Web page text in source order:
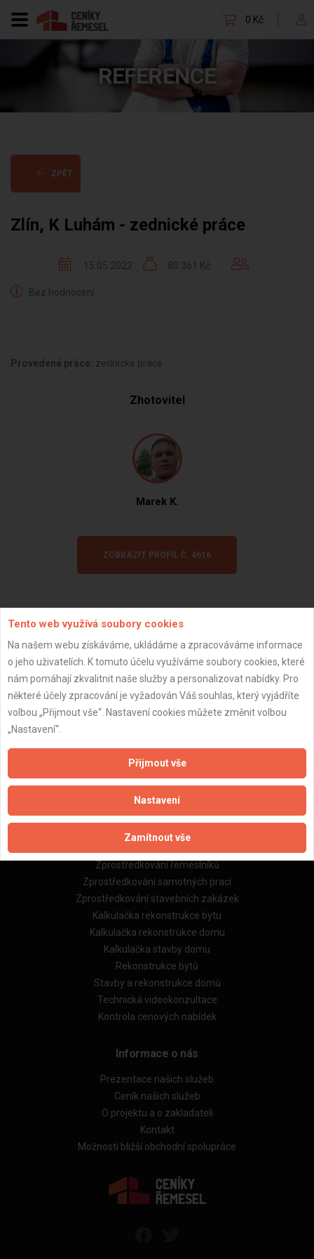
0 Kč
REFERENCE
ZPĚT
Zlín, K Luhám - zednické práce
15.05.2022 80 361 Kč
Bez hodnocení
Provedené práce: zednické práce
Zhotovitel
Marek K.
ZOBRAZIT PROFIL Č. 4616
Důležité informace
Naše firmy a řemeslníci
Zpracování a ochrana osobních údajů
Zásady pro používání souborů cookie
Obchodní podmínky (rozpočtování)
Reference
Naše excelové tabulky online
Naše služby
Zprostředkování řemeslníků
Zprostředkování samotných prací
Zprostředkování stavebních zakázek
Kalkulačka rekonstrukce bytu
Kalkulačka rekonstrukce domu
Kalkulačka stavby domu
Rekonstrukce bytů
Stavby a rekonstrukce domů
Technická videokonzultace
Kontrola cenových nabídek
Informace o nás
Prezentace našich služeb
Ceník našich služeb
O projektu a o zakladateli
Kontakt
Možnosti bližší obchodní spolupráce
Tento web využívá soubory cookies
Na našem webu získáváme, ukládáme a zpracováváme informace
o jeho uživatelích. K tomuto účelu využíváme soubory cookies, které
nám pomáhají zkvalitnit naše služby a personalizovat nabídky. Pro
některé účely zpracování je vyžadován Váš souhlas, který vyjádříte
volbou „Přijmout vše“. Nastavení cookies můžete změnit volbou
„Nastavení“.
Přijmout vše
Nastavení
Zamítnout vše